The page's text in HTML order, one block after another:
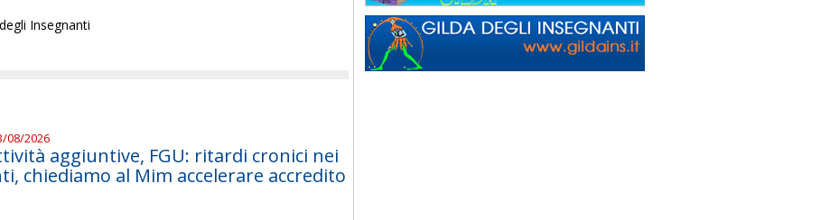
Insegnanti
08/2026
aggiuntive, FGU: ritardi cronici nei
chiediamo al Mim accelerare accredito